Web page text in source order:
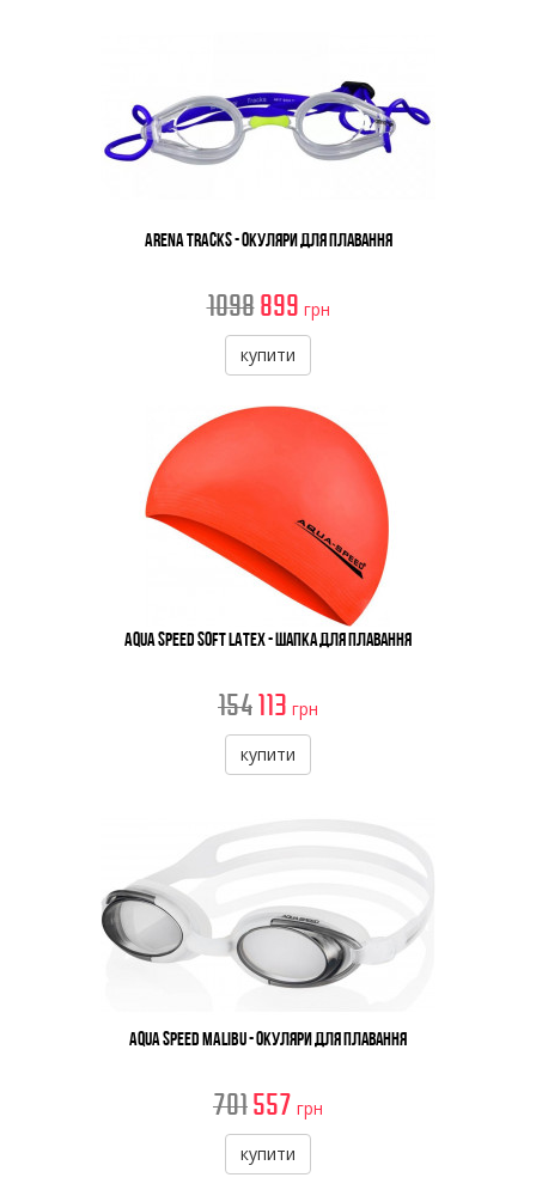
Arena Tracks - Окуляри Для Плавання
1098 899 грн
купити
Aqua Speed Soft Latex - Шапка Для Плавання
154113 грн
купити
Aqua Speed Malibu - Окуляри Для Плавання
701557 грн
купити